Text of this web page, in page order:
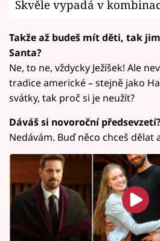
Skvěle vypadá v
Takže až budeš mít děti, tak
Santa?
Ne, to ne, vždycky Ježíšek! Ale
tradice americké – stejně jako
svátky, tak proč si je neužít?
Dáváš si novoroční
Nedávám. Buď něco chceš dělat